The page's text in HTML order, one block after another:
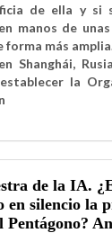
de ella y si
manos de
forma más
Shanghái,
la
de la IA.
en silencio la
Pentágono?